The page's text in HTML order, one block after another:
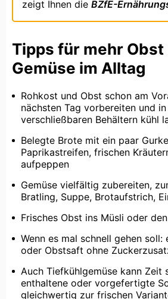
zeigt Ihnen die BZfE-
Tipps für mehr Obst
Gemüse im Alltag
Rohkost und Obst schon am
nächsten Tag vorbereiten und
verschließbaren Behältern kühl
Belegte Brote mit ein paar
Paprikastreifen, frischen
aufpeppen
Gemüse vielfältig zubereiten,
Bratling, Suppe, Brotaufstrich,
Frisches Obst ins Müsli oder
Wenn es mal schnell gehen soll:
oder Obstsaft ohne
Auch Tiefkühlgemüse kann Zeit
enthaltene oder vorgefertigte
gleichwertig zur frischen